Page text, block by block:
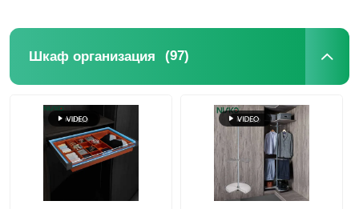
Шкаф организация (97)